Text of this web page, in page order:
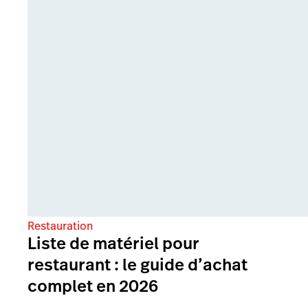
Restauration
Liste de matériel pour
restaurant : le guide d’achat
complet en 2026